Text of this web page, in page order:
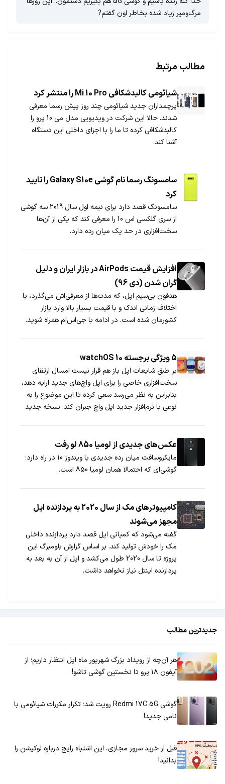
مرگ‌و‌میر زیاد شده بخاطر اون گفتم?
مطالب مرتبط
شیائومی کالبدشکافی Mi 10 Pro را منتشر کرد
پرچمداران جدید شیائومی چند روز پیش رسما معرفی
شدند. حالا این شرکت در ویدیویی مدل می 10 پرو را
کالبدشکافی کرده تا ما را با اجزای داخلی این دستگاه
آشنا کند.
سامسونگ رسما نام گوشی Galaxy S10e را تایید
کرد
سامسونگ قصد دارد برای نیمه اول سال 2019 سه گوشی
از سری گلکسی اس 10 را معرفی کند که یکی از آن‌ها
سخت‌افزاری در حد یک میان رده دارد.
افزایش قیمت AirPods در بازار ایران و دلیل
گران شدن (دی 96)
هدفون بی‌سیم اپل، که مدت‌ها از معرفی‌اش می‌گذرد، با
اختلاف زمانی اندک و با قیمت بسیار بالا وارد بازار
کشورمان شده است. در ادامه با جی‌اس‌ام همراه شوید.
۵ ویژگی برجسته watchOS 10
بر طبق شایعات اپل باز هم قرار نیست امسال ارتقای
سخت‌افزاری خاصی را برای اپل واچ‌های جدید ارایه دهد،
بنابراین به نظر می‌رسد سعی کرده تا این موضوع را به
نوعی با نرم‌افزار جدید اپل واچ جبران کند. نسخه جدید
عکس‌های جدیدی از لومیا 850 لو رفت
مایکروسافت میان رده جدیدی با ویندوز 10 در راه دارد؛
گوشی‌ای که احتمالا همان لومیا 850 است.
کامپیوترهای مک از سال 2020 به پردازنده اپل
مجهز می‌شوند
گفته می‌شود که کمپانی اپل قصد دارد پردازنده داخلی
مک را خودش تولید کند. بر اساس گزارش بلومبرگ این
پروژه تا سال 2020 طول می‌کشد و اپل از آن به بعد به
پردازنده اینتل نیاز نخواهد داشت.
جدیدترین مطالب
هر آن‌چه از رویداد بزرگ شهریور ماه اپل انتظار داریم؛ از
آیفون ۱۸ پرو تا نخستین گوشی تاشو!
گوشی Redmi 17C 5G رویت شد؛ تکرار مکررات شیائومی با
نامی جدید!
قبل از خرید سرور مجازی، این اشتباه رایج درباره لوکیشن را
بدانید!